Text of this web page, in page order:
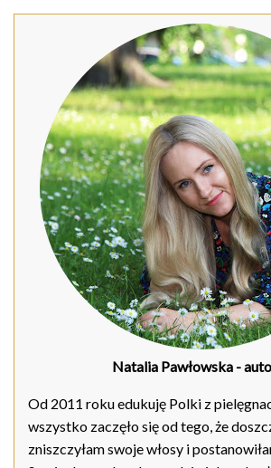
Natalia Pawłowska -
Od 2011 roku edukuję Polki z
wszystko zaczęło się od tego, że
zniszczyłam swoje włosy i